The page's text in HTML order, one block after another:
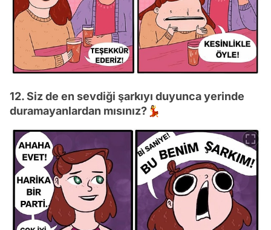
12. Siz de en sevdiği şarkıyı duyunca yerinde
duramayanlardan mısınız?💃